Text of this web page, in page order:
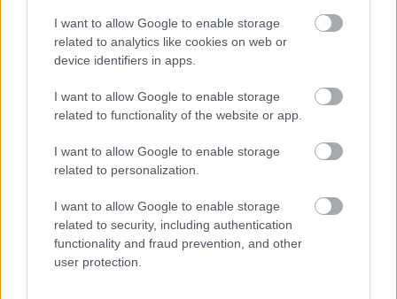
I want to allow Google to enable storage
related to analytics like cookies on web or
device identifiers in apps.
I want to allow Google to enable storage
related to functionality of the website or app.
I want to allow Google to enable storage
related to personalization.
I want to allow Google to enable storage
related to security, including authentication
functionality and fraud prevention, and other
user protection.
Napokon belül megválasztja az új köztársasági elnököt az
Országgyűlés
Kiterjedt tüzek pusztítanak az országban, köztük Karcagon
Harmadfokú hőségriasztás az országban: Szolnokon klímát
javítottak, helikoptereket is bevetettek a tüzeknél
A zárkában rosszul lett, elájult – ilyen körülményekről
számoltak be a szolnoki börtönből
Váratlan fennakadás borította fel a Szolnok–Kecskemét
vasútvonal közlekedését
A polgármester a szolnoki cégekhez fordult: több száz